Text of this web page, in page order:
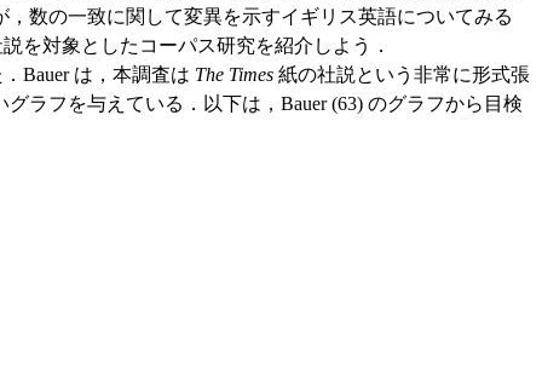
数の一致に関して変異を示すイギリス英語についてみる
を対象としたコーパス研究を紹介しよう．
Bauer は，本調査は The Times 紙の社説という非常に形式張
ラフを与えている．以下は，Bauer (63) のグラフから目検